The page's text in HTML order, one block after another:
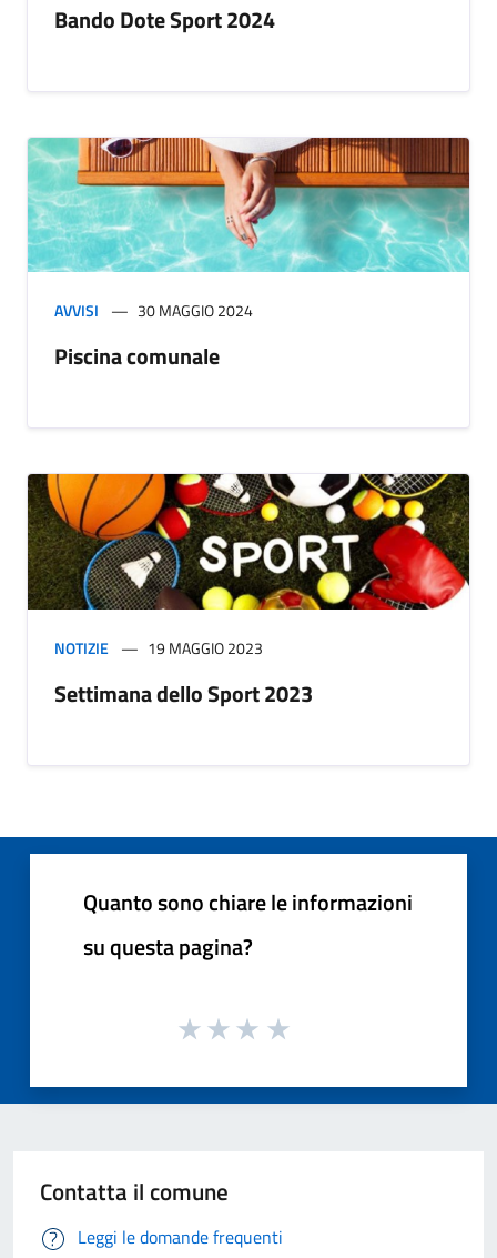
Bando Dote Sport 2024
AVVISI 30 MAGGIO 2024
Piscina comunale
NOTIZIE 19 MAGGIO 2023
Settimana dello Sport 2023
Quanto sono chiare le informazioni
su questa pagina?
Contatta il comune
Leggi le domande frequenti